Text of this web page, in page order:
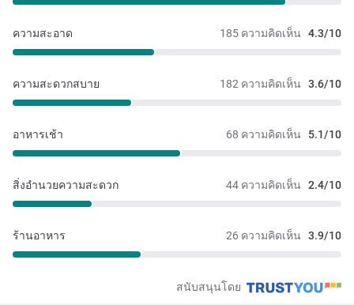
185 ความคิดเห็น 4.3/10
ความสะอาด
182 ความคิดเห็น 3.6/10
ความสะดวกสบาย
68 ความคิดเห็น 5.1/10
อาหารเช้า
44 ความคิดเห็น 2.4/10
สิ่งอำนวยความสะดวก
26 ความคิดเห็น 3.9/10
ร้านอาหาร
สนับสนุนโดย